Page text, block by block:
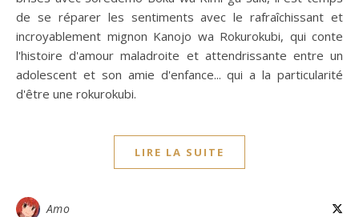
de se réparer les sentiments avec le rafraîchissant et
incroyablement mignon Kanojo wa Rokurokubi, qui conte
l'histoire d'amour maladroite et attendrissante entre un
adolescent et son amie d'enfance... qui a la particularité
d'être une rokurokubi.
LIRE LA SUITE
Amo